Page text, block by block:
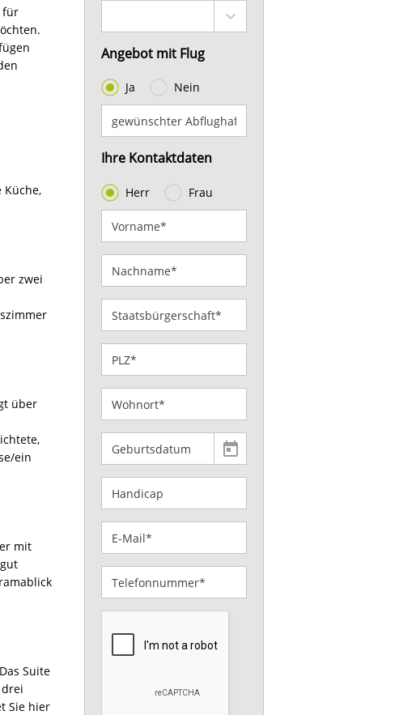
für
Küche,
zwei
über
ein
mit
Suite
Sie hier
Angebot mit Flug
Ja Nein
Ihre Kontaktdaten
Herr Frau